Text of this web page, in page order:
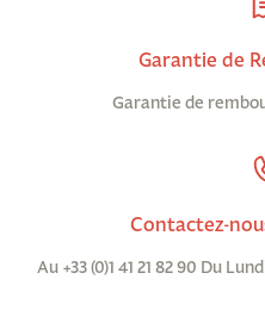
Garantie de
Garantie de
Contactez-
Au +33 (0)1 41 21 82 90 Du